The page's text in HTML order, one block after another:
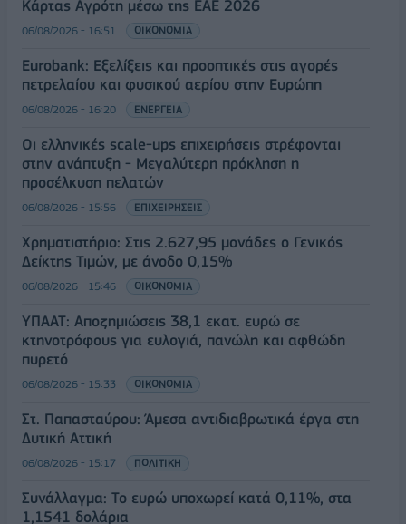
Κάρτας Αγρότη μέσω της ΕΑΕ 2026
06/08/2026 - 16:51 ΟΙΚΟΝΟΜΙΑ
Eurobank: Εξελίξεις και προοπτικές στις αγορές
πετρελαίου και φυσικού αερίου στην Ευρώπη
06/08/2026 - 16:20 ΕΝΕΡΓΕΙΑ
Οι ελληνικές scale-ups επιχειρήσεις στρέφονται
στην ανάπτυξη - Μεγαλύτερη πρόκληση η
προσέλκυση πελατών
06/08/2026 - 15:56 ΕΠΙΧΕΙΡΗΣΕΙΣ
Χρηματιστήριο: Στις 2.627,95 μονάδες ο Γενικός
Δείκτης Τιμών, με άνοδο 0,15%
06/08/2026 - 15:46 ΟΙΚΟΝΟΜΙΑ
ΥΠΑΑΤ: Αποζημιώσεις 38,1 εκατ. ευρώ σε
κτηνοτρόφους για ευλογιά, πανώλη και αφθώδη
πυρετό
06/08/2026 - 15:33 ΟΙΚΟΝΟΜΙΑ
Στ. Παπασταύρου: Άμεσα αντιδιαβρωτικά έργα στη
Δυτική Αττική
06/08/2026 - 15:17 ΠΟΛΙΤΙΚΗ
Συνάλλαγμα: Το ευρώ υποχωρεί κατά 0,11%, στα
1,1541 δολάρια